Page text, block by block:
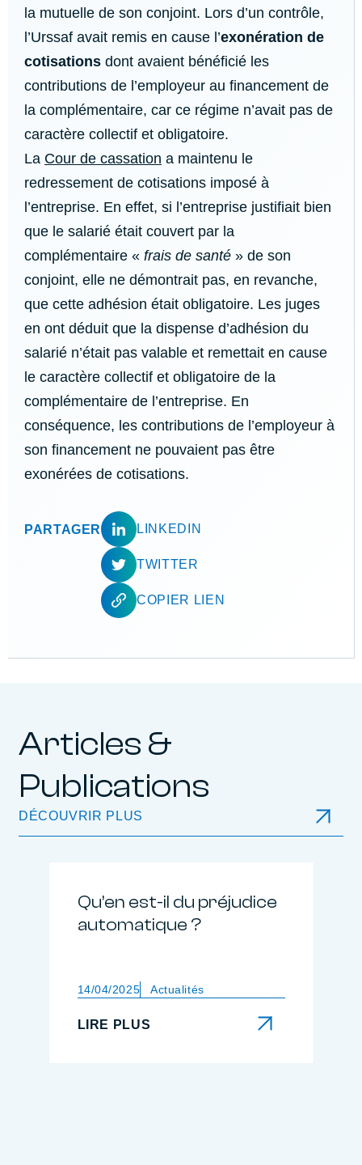
la mutuelle de son conjoint. Lors d’un contrôle,
l’Urssaf avait remis en cause l’exonération de
cotisations dont avaient bénéficié les
contributions de l’employeur au financement de
la complémentaire, car ce régime n’avait pas de
caractère collectif et obligatoire.
La Cour de cassation a maintenu le
redressement de cotisations imposé à
l’entreprise. En effet, si l’entreprise justifiait bien
que le salarié était couvert par la
complémentaire « frais de santé » de son
conjoint, elle ne démontrait pas, en revanche,
que cette adhésion était obligatoire. Les juges
en ont déduit que la dispense d’adhésion du
salarié n’était pas valable et remettait en cause
le caractère collectif et obligatoire de la
complémentaire de l’entreprise. En
conséquence, les contributions de l’employeur à
son financement ne pouvaient pas être
exonérées de cotisations.
PARTAGER LINKEDIN
TWITTER
COPIER LIEN
Articles &
Publications
DÉCOUVRIR PLUS
Qu’en est-il du préjudice
automatique ?
14/04/2025 Actualités
LIRE PLUS